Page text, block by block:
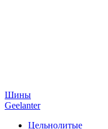
Шины
Geelanter
Цельнолитые